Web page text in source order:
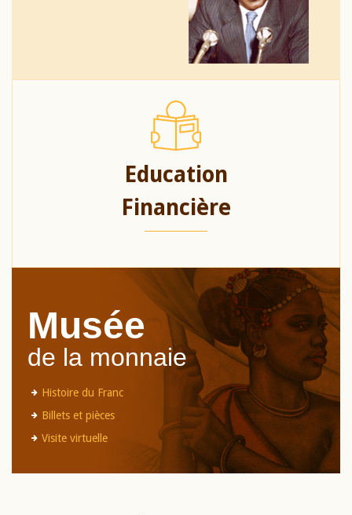
Education
Financière
Musée
de la monnaie
Histoire du Franc
Billets et pièces
Visite virtuelle